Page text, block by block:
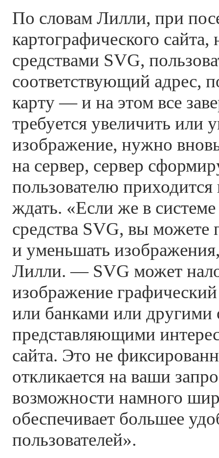
По словам Лилли, при
картографического
средствами SVG,
соответствующий адрес,
карту — и на этом все
требуется увеличить или
изображение, нужно
на сервер, сервер
пользователю приходится
ждать. «Если же в
средства SVG, вы можете
и уменьшать
Лилли. — SVG может
изображение
или банками или другими
представляющими
сайта. Это не
откликается на ваши
возможности намного
обеспечивает большее
пользователей».